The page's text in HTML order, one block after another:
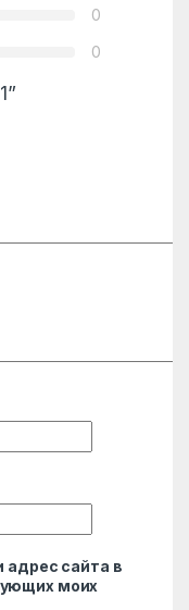
0
0
адрес сайта в
моих